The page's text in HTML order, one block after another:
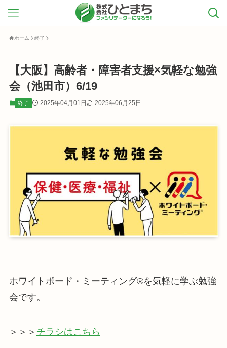
ホーム 終了
【大阪】高齢者・障害者支援×気軽な勉強
会（池田市）6/19
終了 2025年04月01日 2025年06月25日
ホワイトボード・ミーティング®を気軽に学ぶ勉強
会です。
＞＞＞ チラシはこちら